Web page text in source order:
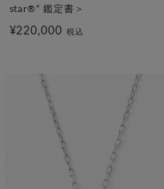
star®” 鑑定書＞
¥220,000税込